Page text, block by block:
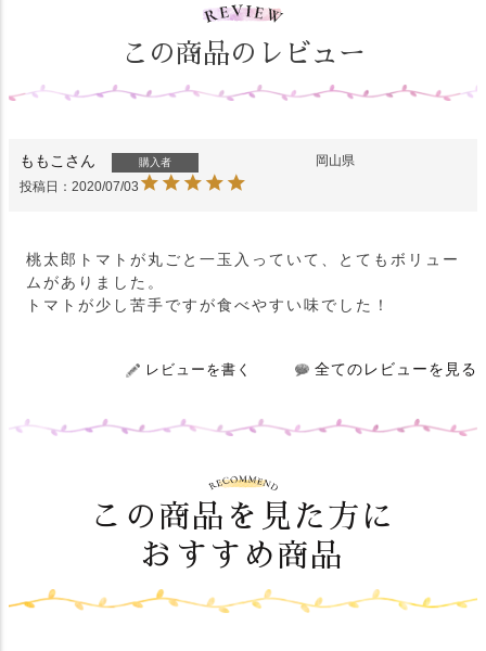
この商品のレビュー
ももこ 購入者
岡山県
投稿日
2020/07/03
桃太郎トマトが丸ごと一玉入っていて、とてもボリュー
ムがありました。
トマトが少し苦手ですが食べやすい味でした！
レビューを書く 全てのレビューを見る
この商品を見た方に
おすすめ商品